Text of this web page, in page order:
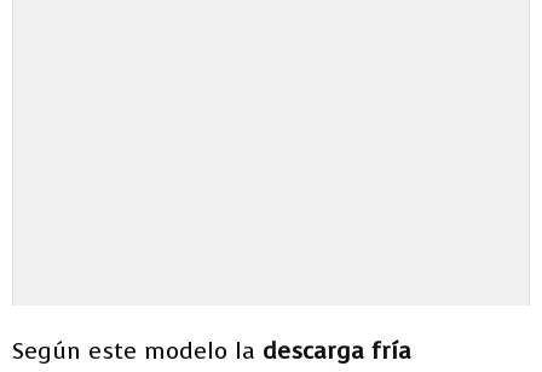
Según este modelo la descarga fría